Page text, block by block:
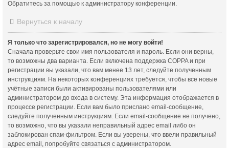
Обратитесь за помощью к администратору конференции.
Вернуться к началу
Я только что зарегистрировался, но не могу войти!
Сначала проверьте свои имя пользователя и пароль. Если они верны,
то возможны два варианта. Если включена поддержка COPPA и при
регистрации вы указали, что вам менее 13 лет, следуйте полученным
инструкциям. На некоторых конференциях требуется, чтобы все новые
учётные записи были активированы пользователями или
администратором до входа в систему. Эта информация отображается в
процессе регистрации. Если вам было прислано email-сообщение,
следуйте полученным инструкциям. Если email-сообщение не получено,
то возможно, что вы указали неправильный адрес email либо он
заблокирован спам-фильтром. Если вы уверены, что ввели правильный
адрес email, попробуйте связаться с администратором.